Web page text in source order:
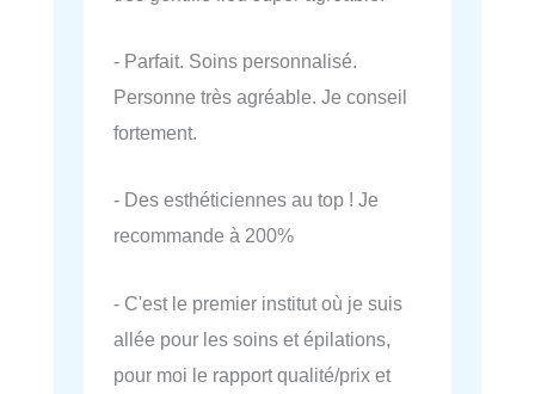
- Parfait. Soins personnalisé.
Personne très agréable. Je conseil
fortement.
- Des esthéticiennes au top ! Je
recommande à 200%
- C'est le premier institut où je suis
allée pour les soins et épilations,
pour moi le rapport qualité/prix et